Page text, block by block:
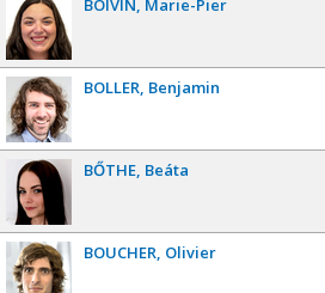
BOIVIN Marie-Pier
BOLLER Benjamin
BŐTHE Beáta
BOUCHER Olivier